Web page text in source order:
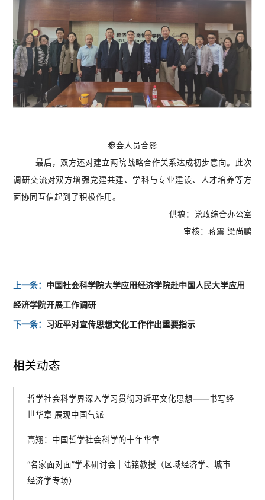
参会人员合影
最后，双方还对建立两院战略合作关系达成初步意向。此次
调研交流对双方增强党建共建、学科与专业建设、人才培养等方
面协同互信起到了积极作用。
供稿：党政综合办公室
审核：蒋震 梁尚鹏
上一条： 中国社会科学院大学应用经济学院赴中国人民大学应用
经济学院开展工作调研
下一条： 习近平对宣传思想文化工作作出重要指示
相关动态
哲学社会科学界深入学习贯彻习近平文化思想——书写经
世华章 展现中国气派
高翔：中国哲学社会科学的十年华章
“名家面对面”学术研讨会 | 陆铭教授（区域经济学、城市
经济学专场）